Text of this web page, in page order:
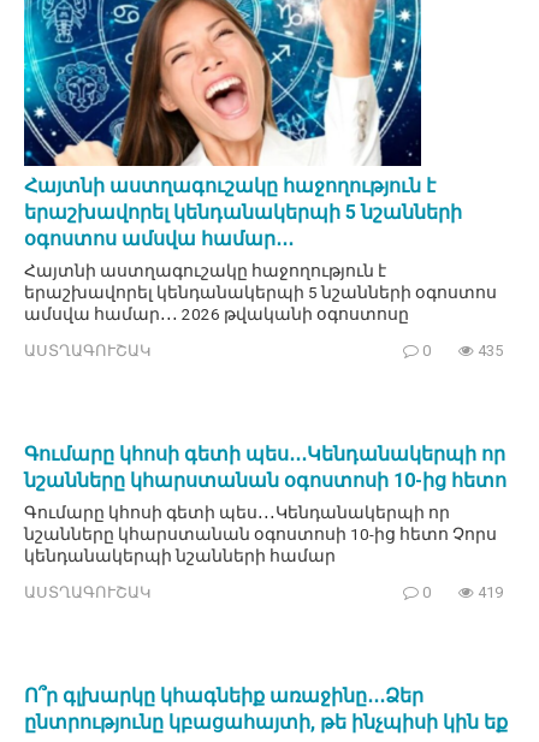
Հայտնի աստղագուշակը հաջողություն է
երաշխավորել կենդանակերպի 5 նշանների
օգոստոս ամսվա համար․․․
Հայտնի աստղագուշակը հաջողություն է
երաշխավորել կենդանակերպի 5 նշանների օգոստոս
ամսվա համար․․․ 2026 թվականի օգոստոսը
ԱՍՏՂԱԳՈՒՇԱԿ 0 435
Գումարը կհոսի գետի պես․․․Կենդանակերպի որ
նշանները կհարստանան օգոստոսի 10-ից հետո
Գումարը կհոսի գետի պես․․․Կենդանակերպի որ
նշանները կհարստանան օգոստոսի 10-ից հետո Չորս
կենդանակերպի նշանների համար
ԱՍՏՂԱԳՈՒՇԱԿ 0 419
Ո՞ր գլխարկը կհագնեիք առաջինը․․․Ձեր
ընտրությունը կբացահայտի, թե ինչպիսի կին եք